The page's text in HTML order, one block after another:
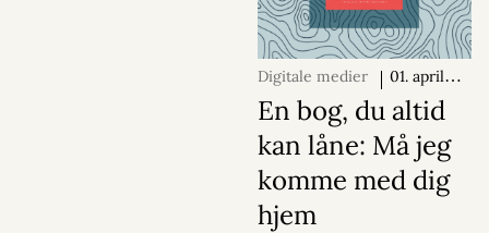
Digitale medier
01. april
2026
En bog, du altid
kan låne: Må jeg
komme med dig
hjem